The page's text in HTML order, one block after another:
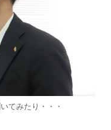
てみたり・・・